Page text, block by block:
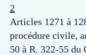
2
Articles 1271 à
procédure civile,
50 à R. 322-55 du